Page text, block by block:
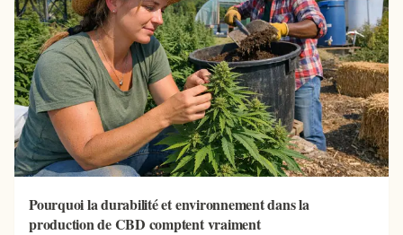
Pourquoi la durabilité et environnement dans la
production de CBD comptent vraiment